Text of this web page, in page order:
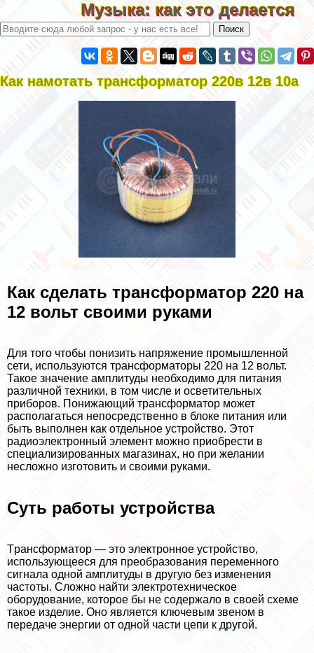
Музыка: как это делается
Как намотать трaнcформатор 220в 12в 10а
Как сделать трaнcформатор 220 на
12 вольт своими руками
Для того чтобы понизить напряжение промышленной
сети, используются трaнcформаторы 220 на 12 вольт.
Такое значение амплитуды необходимо для питания
различной техники, в том числе и осветительных
приборов. Понижающий трaнcформатор может
располагаться непосредственно в блоке питания или
быть выполнен как отдельное устройство. Этот
радиоэлектронный элемент можно приобрести в
специализированных магазинах, но при желании
несложно изготовить и своими руками.
Суть работы устройства
Tрaнcформатор — это электронное устройство,
использующееся для преобразования переменного
сигнала одной амплитуды в другую без изменения
частоты. Сложно найти электротехническое
оборудование, которое бы не содержало в своей схеме
такое изделие. Оно является ключевым звеном в
передаче энергии от одной части цепи к другой.